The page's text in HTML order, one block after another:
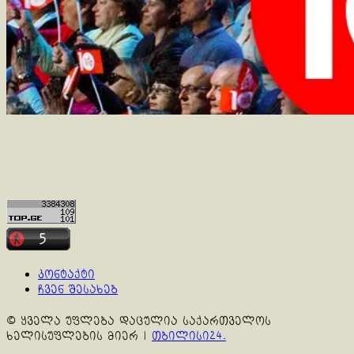
კონტაქტი
ჩვენ შესახებ
© ყველა უფლება დაცულია საქართველოს
ხელისუფლების მიერ | თბილისი24.